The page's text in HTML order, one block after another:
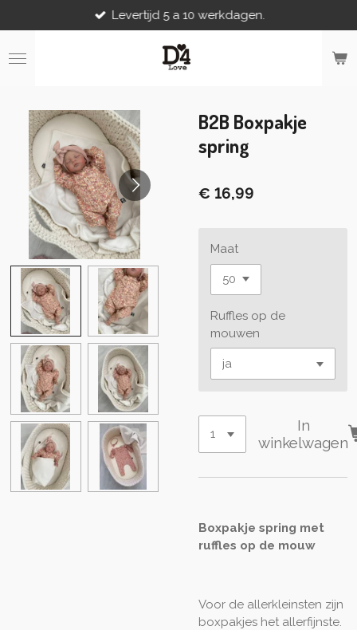
direct
naar
de
Levertijd 5 a 10 werkdagen.
B2B Boxpakje
spring
€ 16,99
Maat
Ruffles op de
mouwen
In
winkelwagen
Boxpakje spring met
ruffles op de mouw
Voor de allerkleinsten zijn
boxpakjes het allerfijnste.